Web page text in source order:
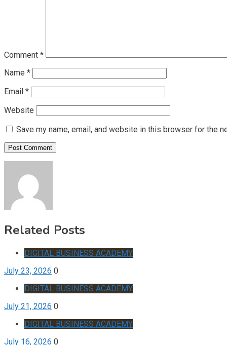
Comment *
Name *
Email *
Website
Save my name, email, and website in this browser for the
Related Posts
DIGITAL BUSINESS ACADEMY
July 23, 2026 0
DIGITAL BUSINESS ACADEMY
July 21, 2026 0
DIGITAL BUSINESS ACADEMY
July 16, 2026 0